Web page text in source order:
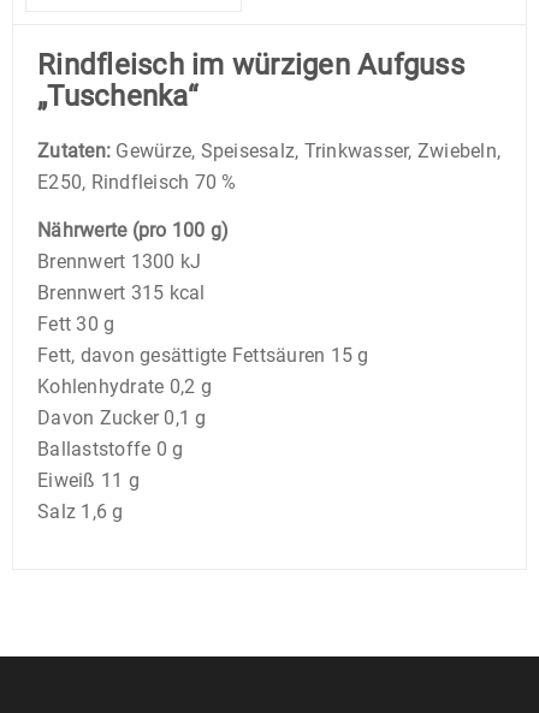
Rindfleisch im würzigen Aufguss
„Tuschenka“
Zutaten: Gewürze, Speisesalz, Trinkwasser, Zwiebeln,
E250, Rindfleisch 70 %
Nährwerte (pro 100 g)
Brennwert 1300 kJ
Brennwert 315 kcal
Fett 30 g
Fett, davon gesättigte Fettsäuren 15 g
Kohlenhydrate 0,2 g
Davon Zucker 0,1 g
Ballaststoffe 0 g
Eiweiß 11 g
Salz 1,6 g